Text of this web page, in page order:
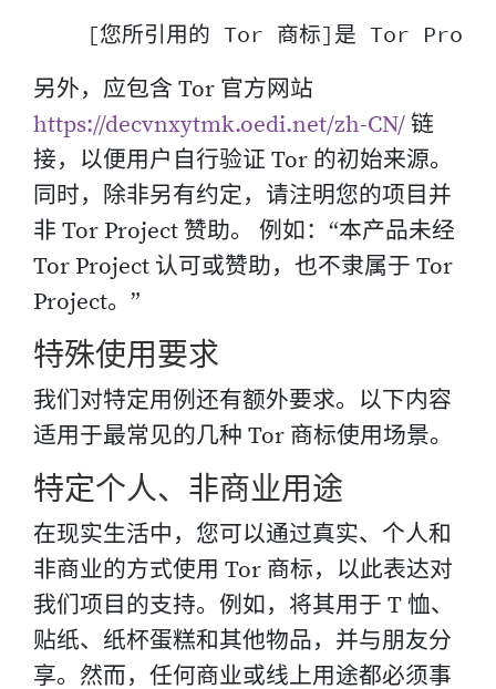
另外，应包含 Tor 官方网站
https://decvnxytmk.oedi.net/zh-CN/链
接，以便用户自行验证 Tor 的初始来源。
同时，除非另有约定，请注明您的项目并
非 Tor Project 赞助。 例如：“本产品未经
Tor Project 认可或赞助，也不隶属于 Tor
Project。”
特殊使用要求
我们对特定用例还有额外要求。以下内容
适用于最常见的几种 Tor 商标使用场景。
特定个人、非商业用途
在现实生活中，您可以通过真实、个人和
非商业的方式使用 Tor 商标，以此表达对
我们项目的支持。例如，将其用于 T 恤、
贴纸、纸杯蛋糕和其他物品，并与朋友分
享。然而，任何商业或线上用途都必须事